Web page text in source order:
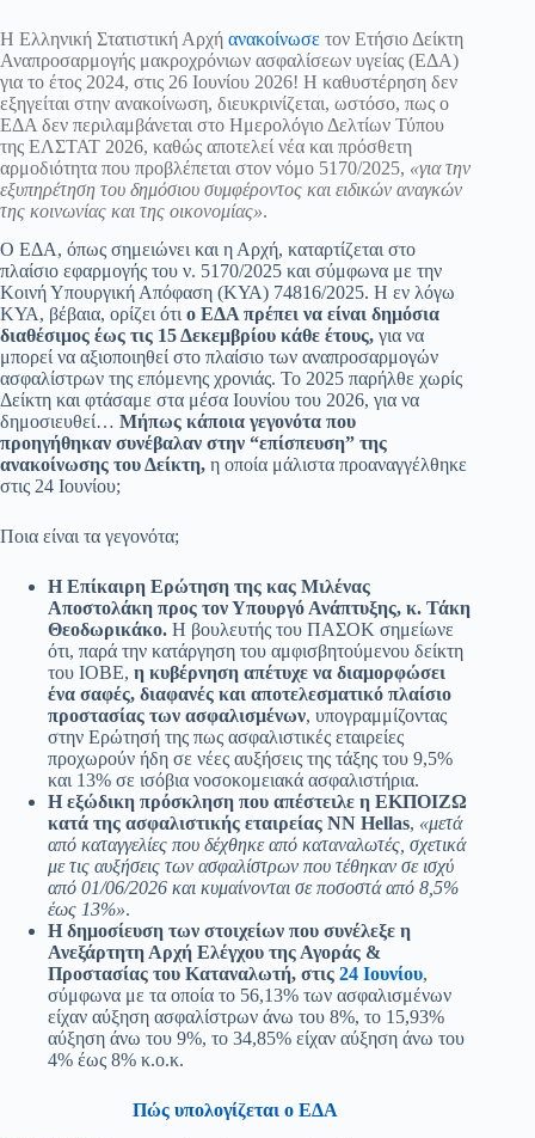
Η Ελληνική Στατιστική Αρχή ανακοίνωσε τον Ετήσιο Δείκτη
Αναπροσαρμογής μακροχρόνιων ασφαλίσεων υγείας (ΕΔΑ)
για το έτος 2024, στις 26 Ιουνίου 2026! Η καθυστέρηση δεν
εξηγείται στην ανακοίνωση, διευκρινίζεται, ωστόσο, πως ο
ΕΔΑ δεν περιλαμβάνεται στο Ημερολόγιο Δελτίων Τύπου
της ΕΛΣΤΑΤ 2026, καθώς αποτελεί νέα και πρόσθετη
αρμοδιότητα που προβλέπεται στον νόμο 5170/2025, «για την
εξυπηρέτηση του δημόσιου συμφέροντος και ειδικών αναγκών
της κοινωνίας και της οικονομίας».
Ο ΕΔΑ, όπως σημειώνει και η Αρχή, καταρτίζεται στο
πλαίσιο εφαρμογής του ν. 5170/2025 και σύμφωνα με την
Κοινή Υπουργική Απόφαση (ΚΥΑ) 74816/2025. H εν λόγω
ΚΥΑ, βέβαια, ορίζει ότι ο ΕΔΑ πρέπει να είναι δημόσια
διαθέσιμος έως τις 15 Δεκεμβρίου κάθε έτους, για να
μπορεί να αξιοποιηθεί στο πλαίσιο των αναπροσαρμογών
ασφαλίστρων της επόμενης χρονιάς. Το 2025 παρήλθε χωρίς
Δείκτη και φτάσαμε στα μέσα Ιουνίου του 2026, για να
δημοσιευθεί… Μήπως κάποια γεγονότα που
προηγήθηκαν συνέβαλαν στην “επίσπευση” της
ανακοίνωσης του Δείκτη, η οποία μάλιστα προαναγγέλθηκε
στις 24 Ιουνίου;
Ποια είναι τα γεγονότα;
Η Επίκαιρη Ερώτηση της κας Μιλένας
Αποστολάκη προς τον Υπουργό Ανάπτυξης, κ. Τάκη
Θεοδωρικάκο. Η βουλευτής του ΠΑΣΟΚ σημείωνε
ότι, παρά την κατάργηση του αμφισβητούμενου δείκτη
του ΙΟΒΕ, η κυβέρνηση απέτυχε να διαμορφώσει
ένα σαφές, διαφανές και αποτελεσματικό πλαίσιο
προστασίας των ασφαλισμένων, υπογραμμίζοντας
στην Ερώτησή της πως ασφαλιστικές εταιρείες
προχωρούν ήδη σε νέες αυξήσεις της τάξης του 9,5%
και 13% σε ισόβια νοσοκομειακά ασφαλιστήρια.
Η εξώδικη πρόσκληση που απέστειλε η ΕΚΠΟΙΖΩ
κατά της ασφαλιστικής εταιρείας ΝΝ Hellas, «μετά
από καταγγελίες που δέχθηκε από καταναλωτές, σχετικά
με τις αυξήσεις των ασφαλίστρων που τέθηκαν σε ισχύ
από 01/06/2026 και κυμαίνονται σε ποσοστά από 8,5%
έως 13%».
Η δημοσίευση των στοιχείων που συνέλεξε η
Ανεξάρτητη Αρχή Ελέγχου της Αγοράς &
Προστασίας του Καταναλωτή, στις 24 Ιουνίου,
σύμφωνα με τα οποία το 56,13% των ασφαλισμένων
είχαν αύξηση ασφαλίστρων άνω του 8%, το 15,93%
αύξηση άνω του 9%, το 34,85% είχαν αύξηση άνω του
4% έως 8% κ.ο.κ.
Πώς υπολογίζεται ο ΕΔΑ